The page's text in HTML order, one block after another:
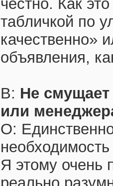
честно. Как
табличкой по
качественно»
объявления,
В: Не смущает
или
О:
Я этому очень